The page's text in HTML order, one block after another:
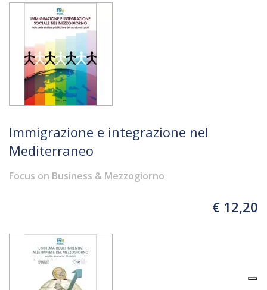
Immigrazione e integrazione nel
Mediterraneo
Focus on Business & Mezzogiorno
€ 12,20